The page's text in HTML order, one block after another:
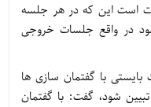
است این که در هر جلسه
در واقع جلسات خروجی
بایستی با گفتمان سازی ها
شود، گفت: با گفتمان